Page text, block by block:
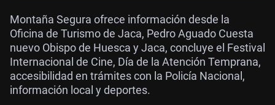
Montaña Segura ofrece información desde la
Oficina de Turismo de Jaca, Pedro Aguado Cuesta
nuevo Obispo de Huesca y Jaca, concluye el Festival
Internacional de Cine, Día de la Atención Temprana,
accesibilidad en trámites con la Policía Nacional,
información local y deportes.